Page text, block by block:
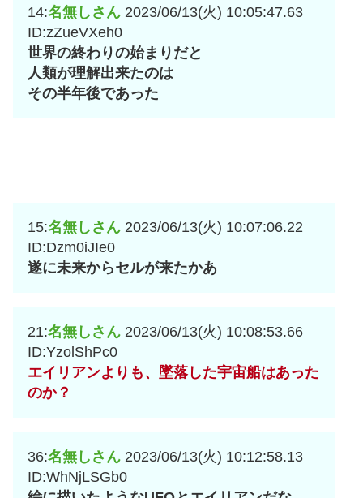
14:名無しさん 2023/06/13(火) 10:05:47.63
ID:zZueVXeh0
世界の終わりの始まりだと
人類が理解出来たのは
その半年後であった
15:名無しさん 2023/06/13(火) 10:07:06.22
ID:Dzm0iJIe0
遂に未来からセルが来たかあ
21:名無しさん 2023/06/13(火) 10:08:53.66
ID:YzolShPc0
エイリアンよりも、墜落した宇宙船はあった
のか？
36:名無しさん 2023/06/13(火) 10:12:58.13
ID:WhNjLSGb0